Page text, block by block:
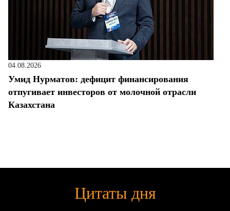
04.08.2026
Умид Нурматов: дефицит финансирования
отпугивает инвесторов от молочной отрасли
Казахстана
Цитаты дня